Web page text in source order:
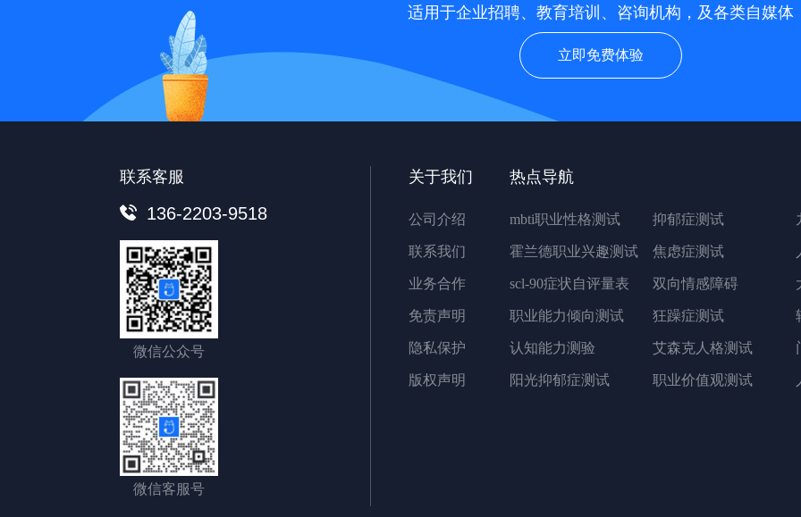
适用于企业招聘、教育培训、咨询机构，及各类自媒体
立即免费体验
联系客服
136-2203-9518
微信公众号
微信客服号
关于我们
公司介绍
联系我们
业务合作
免责声明
隐私保护
版权声明
热点导航
mbti职业性格测试 抑郁症测试
霍兰德职业兴趣测试 焦虑症测试
scl-90症状自评量表 双向情感障碍
职业能力倾向测试 狂躁症测试
认知能力测验 艾森克人格测试
阳光抑郁症测试 职业价值观测试